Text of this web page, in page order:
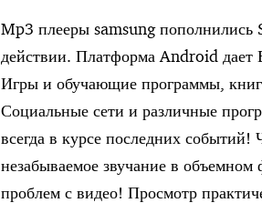
Mp3 плееры samsung пополнились
действии. Платформа Android
Игры и обучающие программы,
Социальные сети и различные
всегда в курсе последних
незабываемое звучание в
проблем с видео! Просмотр